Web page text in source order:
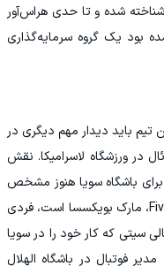
شده و تا حدی هراس‌آور
بود یک گروه سرمایه‌گذاری
باید دیدار مهم دیگری در
در ورزشگاه لاسرامیکا. نقش‌
باشگاه سویا هنوز مشخص
نشده است. مدیر ورزشی کل شرکت Five Eleven، مارک بویکسسا است، فردی
گروه فوتبالی سیتی که کار خود را در سویا
فوتبال در باشگاه الهلال